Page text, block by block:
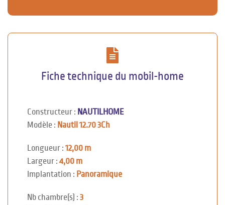
Fiche technique du mobil-home
Constructeur : NAUTILHOME
Modèle : Nautil 12.70 3Ch
Longueur : 12,00 m
Largeur : 4,00 m
Implantation : Panoramique
Nb chambre(s) : 3